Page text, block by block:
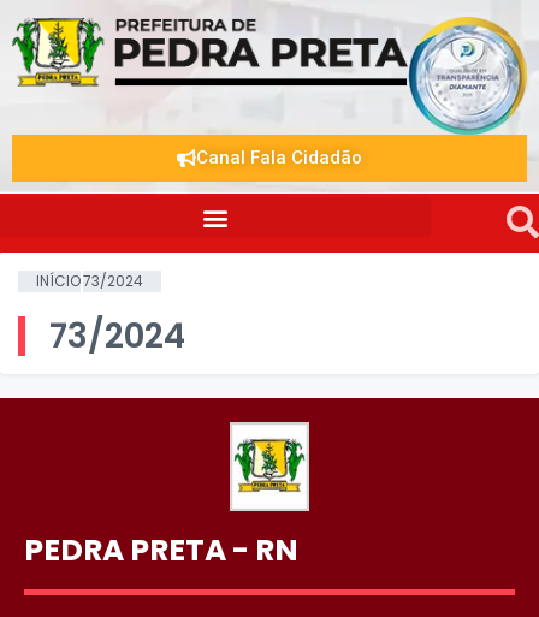
Canal Fala Cidadão
INÍCIO73/2024
73/2024
PEDRA PRETA - RN